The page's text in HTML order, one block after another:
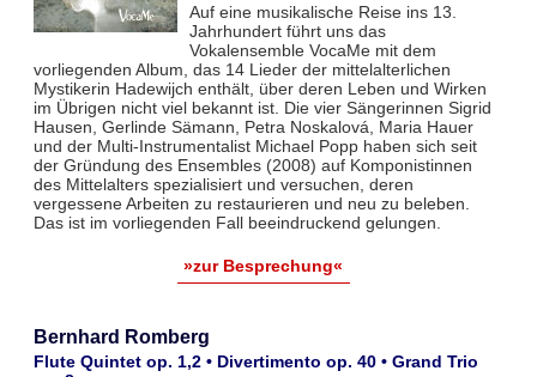
Auf eine musikalische Reise ins 13.
Jahrhundert führt uns das
Vokalensemble VocaMe mit dem
vorliegenden Album, das 14 Lieder der mittelalterlichen
Mystikerin Hadewijch enthält, über deren Leben und Wirken
im Übrigen nicht viel bekannt ist. Die vier Sängerinnen Sigrid
Hausen, Gerlinde Sämann, Petra Noskalová, Maria Hauer
und der Multi-Instrumentalist Michael Popp haben sich seit
der Gründung des Ensembles (2008) auf Komponistinnen
des Mittelalters spezialisiert und versuchen, deren
vergessene Arbeiten zu restaurieren und neu zu beleben.
Das ist im vorliegenden Fall beeindruckend gelungen.
»zur Besprechung«
Bernhard Romberg
Flute Quintet op. 1,2 • Divertimento op. 40 • Grand Trio